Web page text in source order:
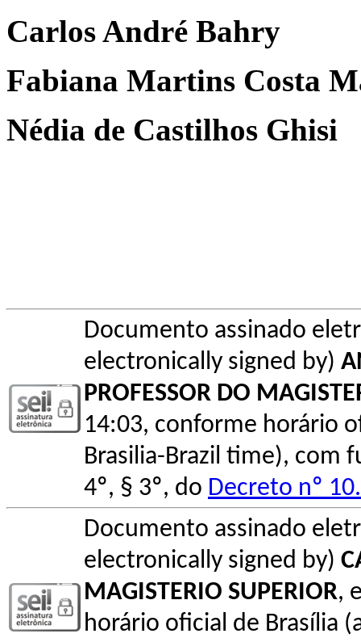
Carlos André Bahry
Fabiana Martins Costa
Nédia de Castilhos Ghisi
Documento assinado
electronically signed by)
PROFESSOR DO
14:03, conforme horário
Brasilia-Brazil time), com
4º, § 3º, do Decreto nº
Documento assinado
electronically signed by)
MAGISTERIO SUPERIOR,
horário oficial de Brasília